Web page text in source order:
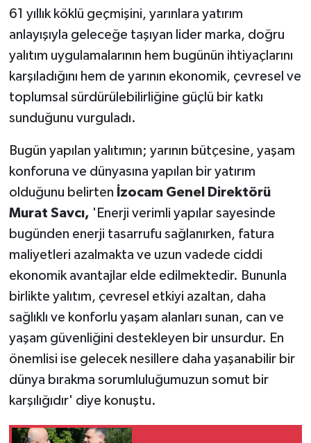
61 yıllık köklü geçmişini, yarınlara yatırım
anlayışıyla geleceğe taşıyan lider marka, doğru
yalıtım uygulamalarının hem bugünün ihtiyaçlarını
karşıladığını hem de yarının ekonomik, çevresel ve
toplumsal sürdürülebilirliğine güçlü bir katkı
sunduğunu vurguladı.
Bugün yapılan yalıtımın; yarının bütçesine, yaşam
konforuna ve dünyasına yapılan bir yatırım
olduğunu belirten İzocam Genel Direktörü
Murat Savcı, 'Enerji verimli yapılar sayesinde
bugünden enerji tasarrufu sağlanırken, fatura
maliyetleri azalmakta ve uzun vadede ciddi
ekonomik avantajlar elde edilmektedir. Bununla
birlikte yalıtım, çevresel etkiyi azaltan, daha
sağlıklı ve konforlu yaşam alanları sunan, can ve
yaşam güvenliğini destekleyen bir unsurdur. En
önemlisi ise gelecek nesillere daha yaşanabilir bir
dünya bırakma sorumluluğumuzun somut bir
karşılığıdır' diye konuştu.